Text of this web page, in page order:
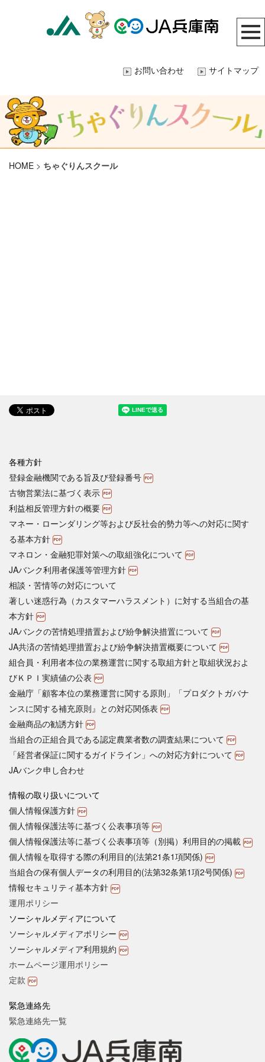
お問い合わせ サイトマップ
HOME > ちゃぐりんスクール
各種方針
登録金融機関である旨及び登録番号
古物営業法に基づく表示
利益相反管理方針の概要
マネー・ローンダリング等および反社会的勢力等への対応に関す
る基本方針
マネロン・金融犯罪対策への取組強化について
JAバンク利用者保護等管理方針
相談・苦情等の対応について
著しい迷惑行為（カスタマーハラスメント）に対する当組合の基
本方針
JAバンクの苦情処理措置および紛争解決措置について
JA共済の苦情処理措置および紛争解決措置概要について
組合員・利用者本位の業務運営に関する取組方針と取組状況およ
びＫＰＩ実績値の公表
金融庁「顧客本位の業務運営に関する原則」「プロダクトガバナ
ンスに関する補充原則』との対応関係表
金融商品の勧誘方針
当組合の正組合員である認定農業者数の調査結果について
「経営者保証に関するガイドライン」への対応方針について
JAバンク申し合わせ
情報の取り扱いについて
個人情報保護方針
個人情報保護法等に基づく公表事項等
個人情報保護法等に基づく公表事項等（別掲）利用目的の掲載
個人情報を取得する際の利用目的(法第21条1項関係)
当組合の保有個人データの利用目的(法第32条第1項2号関係)
情報セキュリティ基本方針
運用ポリシー
ソーシャルメディアについて
ソーシャルメディアポリシー
ソーシャルメディア利用規約
ホームページ運用ポリシー
定款
緊急連絡先
緊急連絡先一覧